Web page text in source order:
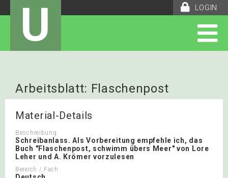
LOGIN
U
Arbeitsblatt: Flaschenpost
Material-Details
Beschreibung
Schreibanlass. Als Vorbereitung empfehle ich, das
Buch "Flaschenpost, schwimm übers Meer" von Lore
Leher und A. Krömer vorzulesen
Bereich / Fach